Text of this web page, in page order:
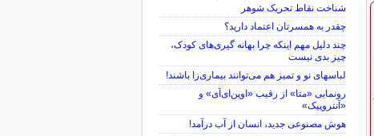
شناخت نقاط تحریک شوهر
چقدر به همسرتان اعتماد دارید؟
چند دلیل مهم اینکه چرا بهانه گیری‌های کودک،
چیز بدی نیست
لباس‎های نو و تمیز هم می‌توانند بیماری‌زا باشند!
رونمایی «متا» از رقیب «اوپن‌ای‌آی» و
«آنتروپیک»
هوش مصنوعی جدید، انسان از آب درآمد!